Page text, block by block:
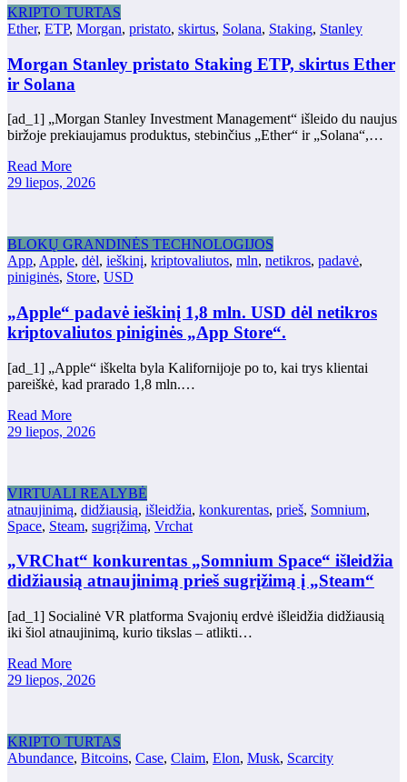
KRIPTO TURTAS
Ether, ETP, Morgan, pristato, skirtus, Solana, Staking, Stanley
Morgan Stanley pristato Staking ETP, skirtus Ether
ir Solana
[ad_1] „Morgan Stanley Investment Management“ išleido du naujus
biržoje prekiaujamus produktus, stebinčius „Ether“ ir „Solana“,…
Read More
29 liepos, 2026
BLOKŲ GRANDINĖS TECHNOLOGIJOS
App, Apple, dėl, ieškinį, kriptovaliutos, mln, netikros, padavė,
piniginės, Store, USD
„Apple“ padavė ieškinį 1,8 mln. USD dėl netikros
kriptovaliutos piniginės „App Store“.
[ad_1] „Apple“ iškelta byla Kalifornijoje po to, kai trys klientai
pareiškė, kad prarado 1,8 mln.…
Read More
29 liepos, 2026
VIRTUALI REALYBĖ
atnaujinimą, didžiausią, išleidžia, konkurentas, prieš, Somnium,
Space, Steam, sugrįžimą, Vrchat
„VRChat“ konkurentas „Somnium Space“ išleidžia
didžiausią atnaujinimą prieš sugrįžimą į „Steam“
[ad_1] Socialinė VR platforma Svajonių erdvė išleidžia didžiausią
iki šiol atnaujinimą, kurio tikslas – atlikti…
Read More
29 liepos, 2026
KRIPTO TURTAS
Abundance, Bitcoins, Case, Claim, Elon, Musk, Scarcity